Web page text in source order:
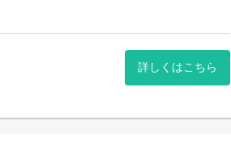
展開をさせて頂いております。
を中心にA型や一般就労を目指す、または
詳しくはこちら